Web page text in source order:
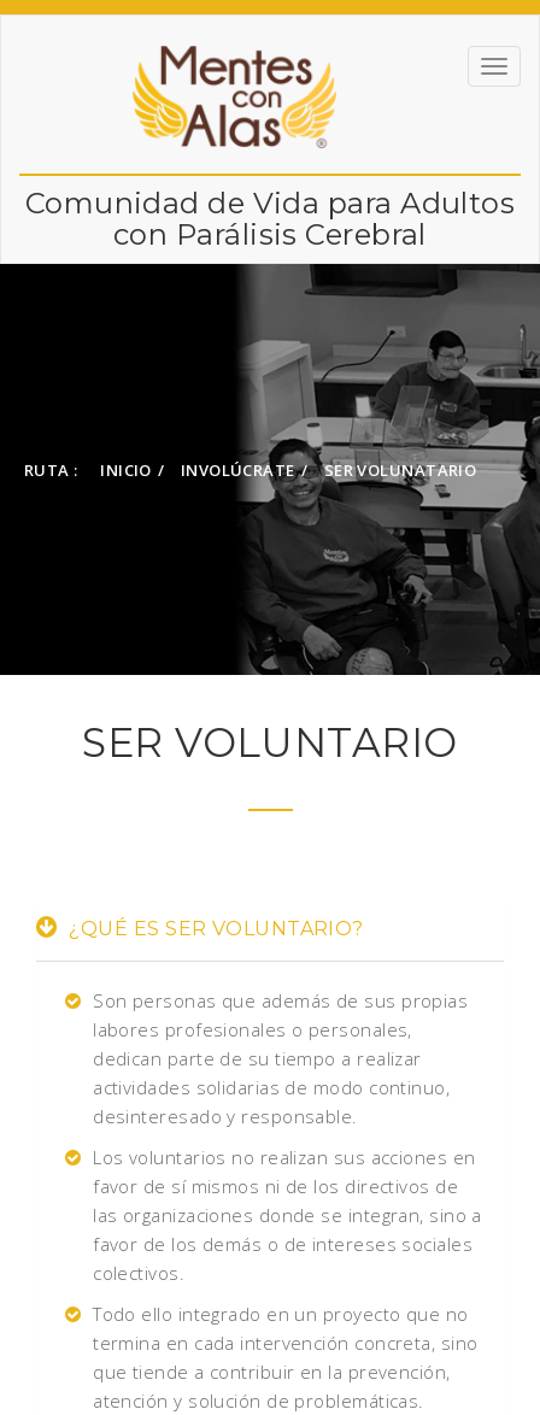
Comunidad de Vida para Adultos
con Parálisis Cerebral
RUTA : INICIO INVOLÚCRATE SER VOLUNATARIO
SER VOLUNTARIO
¿QUÉ ES SER VOLUNTARIO?
Son personas que además de sus propias
labores profesionales o personales,
dedican parte de su tiempo a realizar
actividades solidarias de modo continuo,
desinteresado y responsable.
Los voluntarios no realizan sus acciones en
favor de sí mismos ni de los directivos de
las organizaciones donde se integran, sino a
favor de los demás o de intereses sociales
colectivos.
Todo ello integrado en un proyecto que no
termina en cada intervención concreta, sino
que tiende a contribuir en la prevención,
atención y solución de problemáticas.